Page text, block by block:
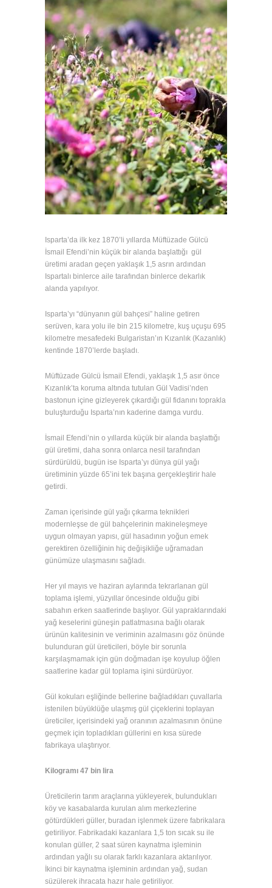
Isparta’da ilk kez 1870’li yıllarda Müftüzade Gülcü
İsmail Efendi’nin küçük bir alanda başlattığı gül
üretimi aradan geçen yaklaşık 1,5 asrın ardından
Ispartalı binlerce aile tarafından binlerce dekarlık
alanda yapılıyor.
Isparta’yı “dünyanın gül bahçesi” haline getiren
serüven, kara yolu ile bin 215 kilometre, kuş uçuşu 695
kilometre mesafedeki Bulgaristan’ın Kızanlık (Kazanlık)
kentinde 1870’lerde başladı.
Müftüzade Gülcü İsmail Efendi, yaklaşık 1,5 asır önce
Kızanlık’ta koruma altında tutulan Gül Vadisi’nden
bastonun içine gizleyerek çıkardığı gül fidanını toprakla
buluşturduğu Isparta’nın kaderine damga vurdu.
İsmail Efendi’nin o yıllarda küçük bir alanda başlattığı
gül üretimi, daha sonra onlarca nesil tarafından
sürdürüldü, bugün ise Isparta’yı dünya gül yağı
üretiminin yüzde 65’ini tek başına gerçekleştirir hale
getirdi.
Zaman içerisinde gül yağı çıkarma teknikleri
modernleşse de gül bahçelerinin makineleşmeye
uygun olmayan yapısı, gül hasadının yoğun emek
gerektiren özelliğinin hiç değişikliğe uğramadan
günümüze ulaşmasını sağladı.
Her yıl mayıs ve haziran aylarında tekrarlanan gül
toplama işlemi, yüzyıllar öncesinde olduğu gibi
sabahın erken saatlerinde başlıyor. Gül yapraklarındaki
yağ keselerini güneşin patlatmasına bağlı olarak
ürünün kalitesinin ve veriminin azalmasını göz önünde
bulunduran gül üreticileri, böyle bir sorunla
karşılaşmamak için gün doğmadan işe koyulup öğlen
saatlerine kadar gül toplama işini sürdürüyor.
Gül kokuları eşliğinde bellerine bağladıkları çuvallarla
istenilen büyüklüğe ulaşmış gül çiçeklerini toplayan
üreticiler, içerisindeki yağ oranının azalmasının önüne
geçmek için topladıkları güllerini en kısa sürede
fabrikaya ulaştırıyor.
Kilogramı 47 bin lira
Üreticilerin tarım araçlarına yükleyerek, bulundukları
köy ve kasabalarda kurulan alım merkezlerine
götürdükleri güller, buradan işlenmek üzere fabrikalara
getiriliyor. Fabrikadaki kazanlara 1,5 ton sıcak su ile
konulan güller, 2 saat süren kaynatma işleminin
ardından yağlı su olarak farklı kazanlara aktarılıyor.
İkinci bir kaynatma işleminin ardından yağ, sudan
süzülerek ihracata hazır hale getiriliyor.